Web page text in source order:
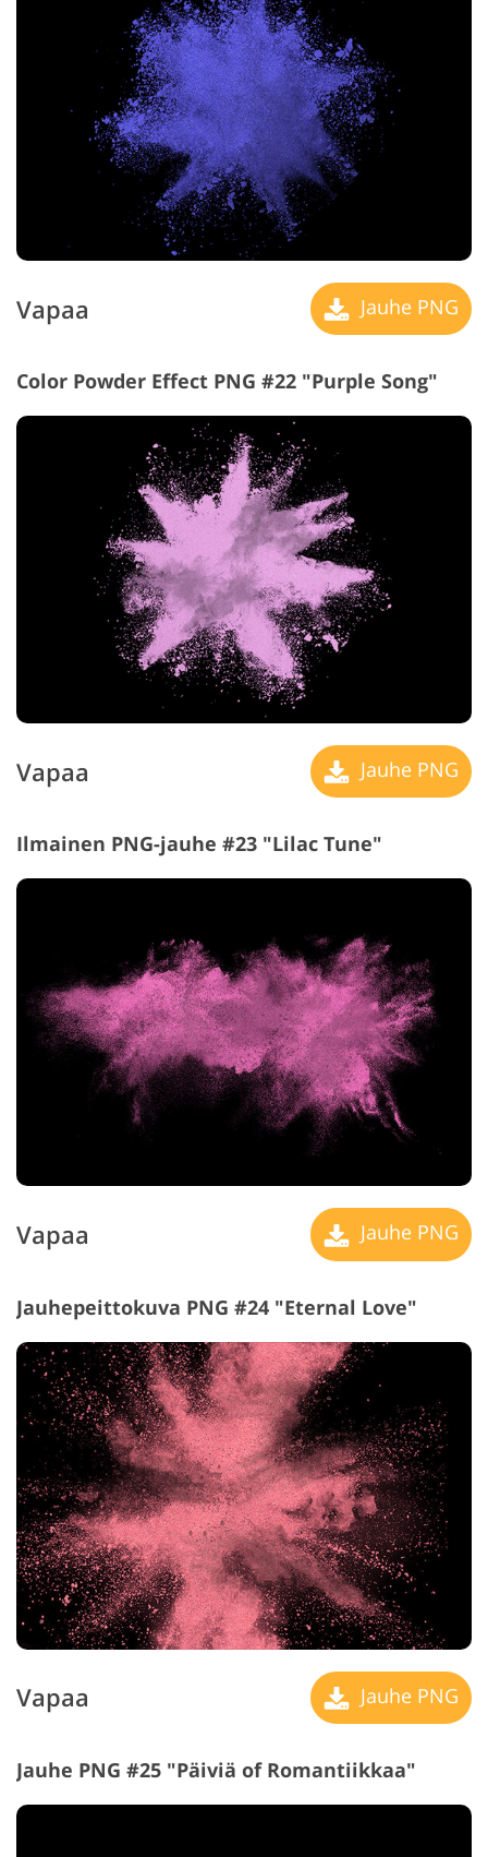
Vapaa Jauhe PNG
Color Powder Effect PNG #22 "Purple Song"
Vapaa Jauhe PNG
Ilmainen PNG-jauhe #23 "Lilac Tune"
Vapaa Jauhe PNG
Jauhepeittokuva PNG #24 "Eternal Love"
Vapaa Jauhe PNG
Jauhe PNG #25 "Päiviä of Romantiikkaa"